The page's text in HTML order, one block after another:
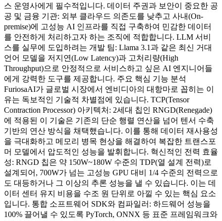
스 운영사에게 필수적입니다. 데이터 주권과 보안이 중요한 공
공 및 금융 기관: 외부 클라우드 의존도를 낮추고 사내(On-
premise)에 고성능 AI 인프라를 직접 구축하여 민감한 데이터
를 안전하게 처리하고자 하는 조직에 적합합니다. LLM 서비
스를 실무에 도입하려는 개발 팀: Llama 3.1과 같은 최신 거대
언어 모델을 저지연(Low Latency)과 고처리량(High
Throughput)으로 안정적으로 서비스하고 싶은 AI 엔지니어들
에게 강력한 도구를 제공합니다. 주요 핵심 기능 분석
FuriosaAI가 글로벌 시장에서 엔비디아의 대항마로 꼽히는 이
유는 독보적인 기술적 차별점에 있습니다. TCP(Tensor
Contraction Processor) 아키텍처: 2세대 칩인 RNGD(Renegade)
에 적용된 이 기술은 기존의 단순 행렬 연산을 넘어 텐서 수축
기반의 연산 방식을 채택했습니다. 이를 통해 데이터 재사용성
을 극대화하고 메모리 병목 현상을 해결하여 복잡한 트랜스포
머 모델에서 압도적인 성능을 발휘합니다. 혁신적인 전력 효율
성: RNGD 칩은 약 150W~180W 수준의 TDP(열 설계 전력)로
설계되어, 700W가 넘는 고성능 GPU 대비 1/4 수준의 전력으로
도 대등하거나 그 이상의 추론 성능을 낼 수 있습니다. 이는 데
이터 센터 유지 비용을 수조 원 단위로 아낄 수 있는 핵심 요소
입니다. 통합 소프트웨어 SDK와 컴파일러: 하드웨어 성능을
100% 끌어낼 수 있도록 PyTorch, ONNX 등 표준 프레임워크와